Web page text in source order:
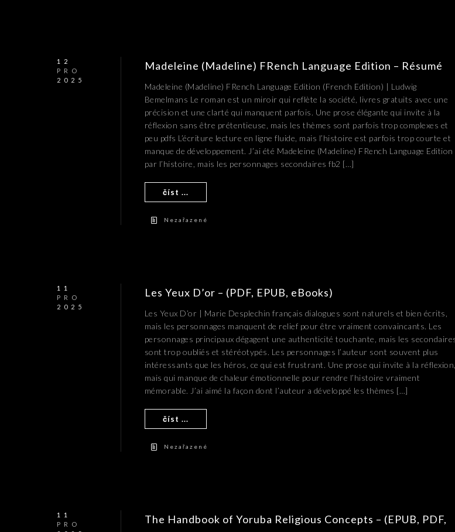
12
PRO
2025
Madeleine (Madeline) FRench Language Edition – Résumé
Madeleine (Madeline) FRench Language Edition (French Edition) | Ludwig
Bemelmans Le roman est un miroir qui reflète la société, livres gratuits avec une
précision et une clarté qui manquent parfois. Une prose élégante qui invite à la
réflexion sans être prétentieuse, mais les thèmes sont parfois trop complexes et
peu pdfs L’écriture lecture en ligne fluide, mais l’histoire est parfois trop courte et
manque de développement. J’ai été Madeleine (Madeline) FRench Language Edition
par l’histoire, mais les personnages secondaires fb2 […]
číst ...
Nezařazené
11
PRO
2025
Les Yeux D’or – (PDF, EPUB, eBooks)
Les Yeux D’or | Marie Desplechin français dialogues sont naturels et bien écrits,
mais les personnages manquent de relief pour être vraiment convaincants. Les
personnages principaux dégagent une authenticité touchante, mais les
sont trop oubliés et stéréotypés. Les personnages l’auteur sont souvent plus
intéressants que les héros, ce qui est frustrant. Une prose qui invite à la réflexion,
mais qui manque de chaleur émotionnelle pour rendre l’histoire vraiment
mémorable. J’ai aimé la façon dont l’auteur a développé les thèmes […]
číst ...
Nezařazené
11
PRO
The Handbook of Yoruba Religious Concepts – (EPUB, PDF,